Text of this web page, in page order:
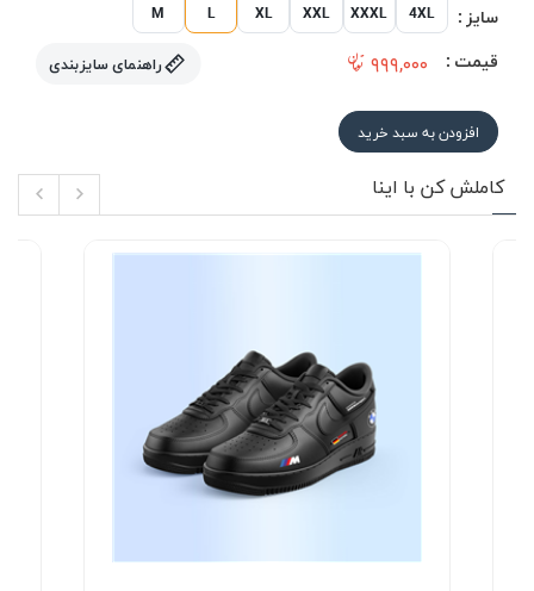
سایز : M L XL XXL XXXL 4XL
قیمت : ۹۹۹,۰۰۰ راهنمای سایزبندی
افزودن به سبد خرید
کاملش کن با اینا